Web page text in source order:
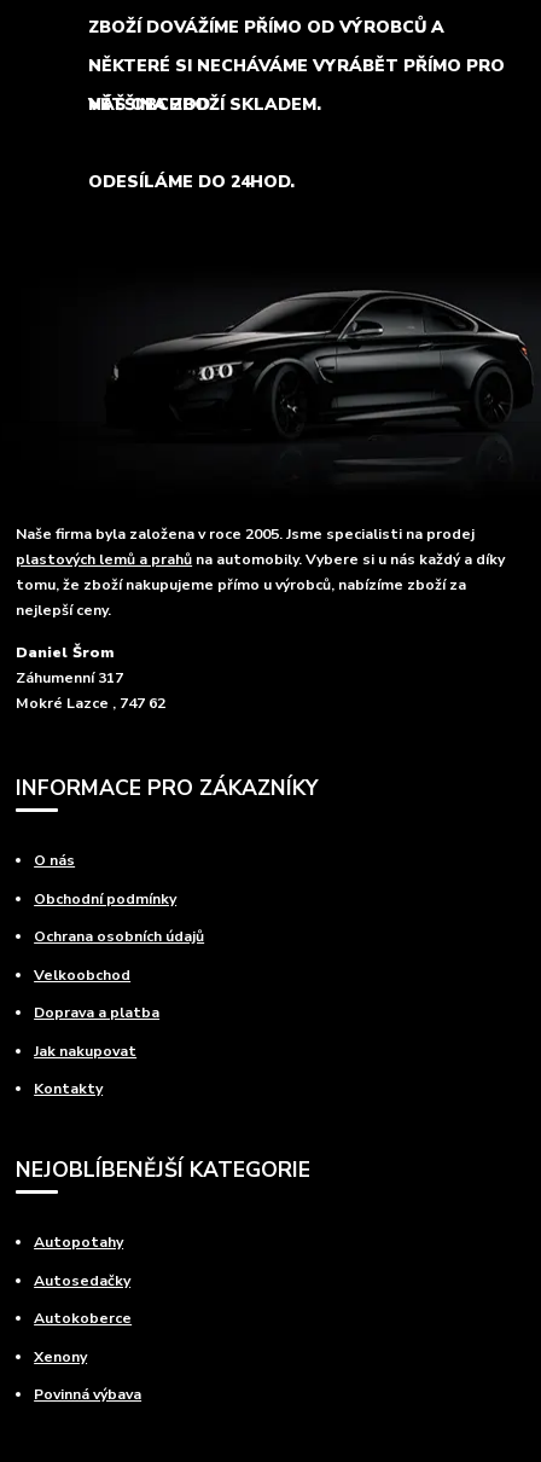
ZBOŽÍ DOVÁŽÍME PŘÍMO OD VÝROBCŮ A
NĚKTERÉ SI NECHÁVÁME VYRÁBĚT PŘÍMO PRO
NÁŠ OBCHOD.
VĚTŠINA ZBOŽÍ SKLADEM.
ODESÍLÁME DO 24HOD.
Naše firma byla založena v roce 2005. Jsme specialisti na prodej
plastových lemů a prahů na automobily. Vybere si u nás každý a díky
tomu, že zboží nakupujeme přímo u výrobců, nabízíme zboží za
nejlepší ceny.
Daniel Šrom
Záhumenní 317
Mokré Lazce , 747 62
INFORMACE PRO ZÁKAZNÍKY
O nás
Obchodní podmínky
Ochrana osobních údajů
Velkoobchod
Doprava a platba
Jak nakupovat
Kontakty
NEJOBLÍBENĚJŠÍ KATEGORIE
Autopotahy
Autosedačky
Autokoberce
Xenony
Povinná výbava